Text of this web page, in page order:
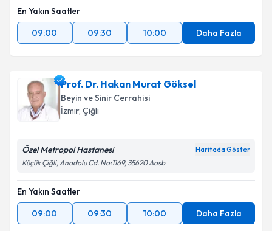
En Yakın Saatler
09:00
09:30 10:00 Daha Fazla
Prof. Dr. Hakan Murat Göksel
Beyin ve Sinir Cerrahisi
İzmir, Çiğli
Özel Metropol Hastanesi Haritada Göster
Küçük Çiğli, Anadolu Cd. No:1169, 35620 Aosb
En Yakın Saatler
09:00
09:30 10:00 Daha Fazla